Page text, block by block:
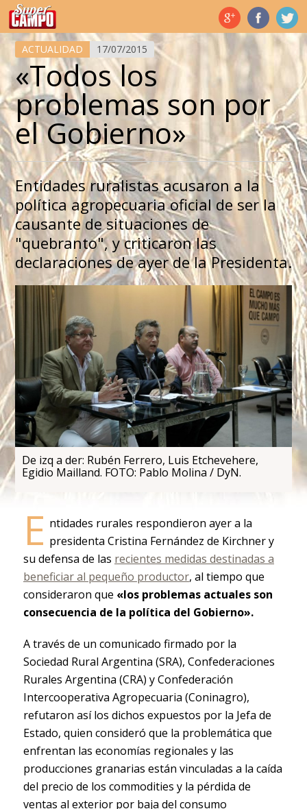
Temas de hoy
ACTUALIDAD 17/07/2015
«Todos los
problemas son por
el Gobierno»
Entidades ruralistas acusaron a la
política agropecuaria oficial de ser la
causante de situaciones de
"quebranto", y criticaron las
declaraciones de ayer de la Presidenta.
De izq a der: Rubén Ferrero, Luis Etchevehere,
Egidio Mailland. FOTO: Pablo Molina / DyN.
E ntidades rurales respondieron ayer a la
presidenta Cristina Fernández de Kirchner y
su defensa de las recientes medidas destinadas a
beneficiar al pequeño productor, al tiempo que
consideraron que «los problemas actuales son
consecuencia de la política del Gobierno».
A través de un comunicado firmado por la
Sociedad Rural Argentina (SRA), Confederaciones
Rurales Argentina (CRA) y Confederación
Intercooperativa Agropecuaria (Coninagro),
refutaron así los dichos expuestos por la Jefa de
Estado, quien consideró que la problemática que
enfrentan las economías regionales y las
producciones granarias están vinculadas a la caída
del precio de los commodities y la pérdida de
ventas al exterior por baja del consumo